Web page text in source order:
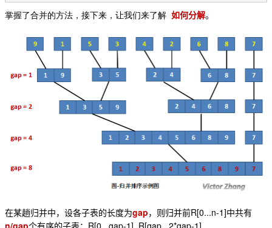
掌握了合并的方法，接下来，让我们来了解 如何分解。
在某趟归并中，设各子表的长度为gap ，则归并前R[0...n-1]中共有